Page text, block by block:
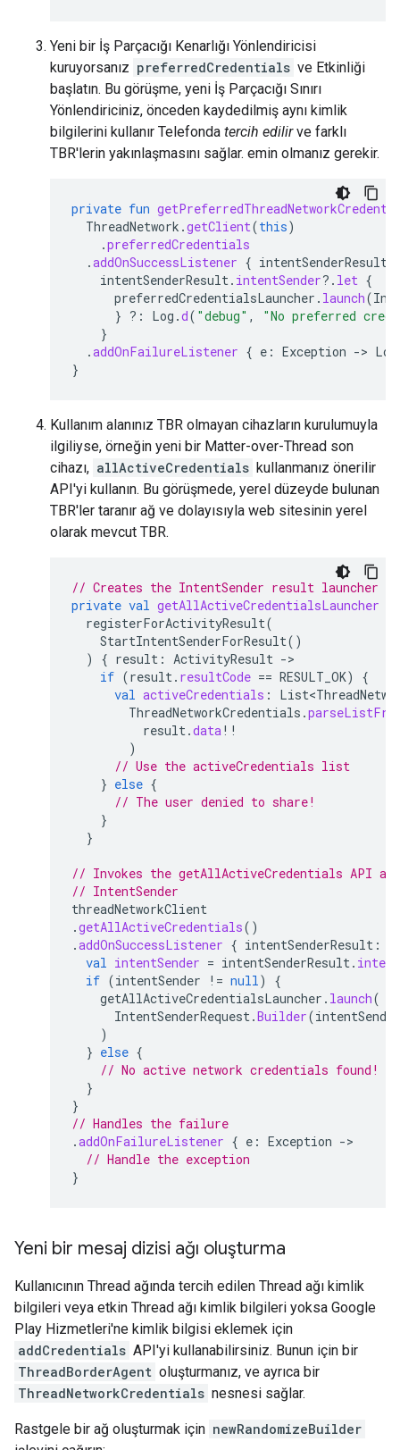
Yeni bir İş Parçacığı Kenarlığı Yönlendiricisi
kuruyorsanız preferredCredentials ve Etkinliği
başlatın. Bu görüşme, yeni İş Parçacığı Sınırı
Yönlendiriciniz, önceden kaydedilmiş aynı kimlik
bilgilerini kullanır Telefonda tercih edilirve farklı
TBR'lerin yakınlaşmasını sağlar. emin olmanız gerekir.
private fun
ThreadNetwork .getClient(this)
.preferredCredentials
.addOnSuccessListener { intentSenderResult
intentSenderResult. intentSender?. let {
preferredCredentialsLauncher . launch(
} ?: Log .d( "debug" ,
"No preferred
}
.addOnFailureListener { e : Exception -> Log
}
Kullanım alanınız TBR olmayan cihazların kurulumuyla
ilgiliyse, örneğin yeni bir Matter-over-Thread son
cihazı, allActiveCredentials kullanmanız önerilir
API'yi kullanın. Bu görüşmede, yerel düzeyde bulunan
TBR'ler taranır ağ ve dolayısıyla web sitesinin yerel
olarak mevcut TBR.
// Creates the IntentSender result launcher
private val getAllActiveCredentialsLauncher
registerForActivityResult(
StartIntentSenderForResult()
)
{ result : ActivityResult -
if (result. resultCode == RESULT_OK)
{
val activeCredentials :
ThreadNetworkCredentials .
result.data!!
)
// Use the activeCredentials list
} else {
// The user denied to share!
}
}
// Invokes the getAllActiveCredentials API
// IntentSender
threadNetworkClient
.getAllActiveCredentials()
.addOnSuccessListener { intentSenderResult :
val intentSender = intentSenderResult.
if (intentSender != null)
{
getAllActiveCredentialsLauncher . launch(
IntentSenderRequest.Builder(intentSender
)
} else {
// No active network credentials found!
}
}
// Handles the failure
.addOnFailureListener { e : Exception -
// Handle the exception
}
Yeni bir mesaj dizisi ağı oluşturma
Kullanıcının Thread ağında tercih edilen Thread ağı kimlik
bilgileri veya etkin Thread ağı kimlik bilgileri yoksa Google
Play Hizmetleri'ne kimlik bilgisi eklemek için
addCredentials API'yi kullanabilirsiniz. Bunun için bir
ThreadBorderAgent oluşturmanız, ve ayrıca bir
ThreadNetworkCredentials nesnesi sağlar.
Rastgele bir ağ oluşturmak için newRandomizeBuilder